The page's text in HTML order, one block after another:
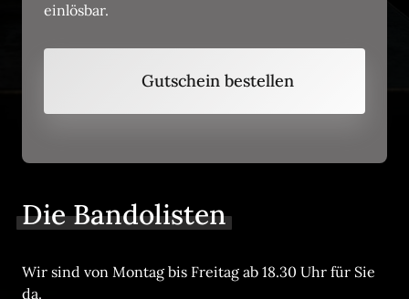
einlösbar.
Gutschein bestellen
Die Bandolisten
Wir sind von Montag bis Freitag ab 18.30 Uhr für Sie
da.